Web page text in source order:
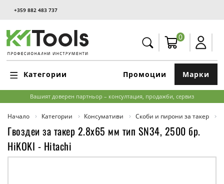
+359 882 483 737
0
Категории Марки
Промоции
Вашият доверен партньор – консултация, продажби, сервиз
Начало Категории Консумативи Скоби и пирони за такер
Гвоздеи за такер 2.8x65 мм тип SN34, 2500 бр.
HiKOKI - Hitachi